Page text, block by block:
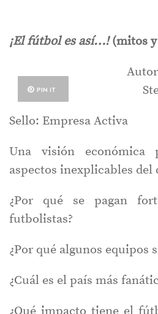
¡El fútbol es así…!(mitos
PIN IT
Sello: Empresa Activa
Una visión económica
aspectos inexplicables del
¿Por qué se pagan
futbolistas?
¿Por qué algunos equipos
¿Cuál es el país más